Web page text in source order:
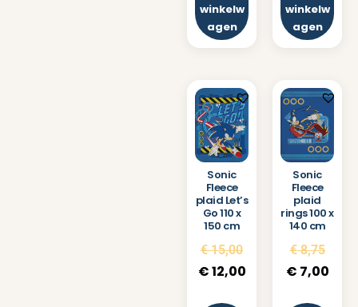
winkelw
agen
winkelw
agen
Sonic
Fleece
plaid Let’s
Go 110 x
150 cm
€15,00
€12,00
Sonic
Fleece
plaid
rings 100 x
140 cm
€8,75
€ 7,00